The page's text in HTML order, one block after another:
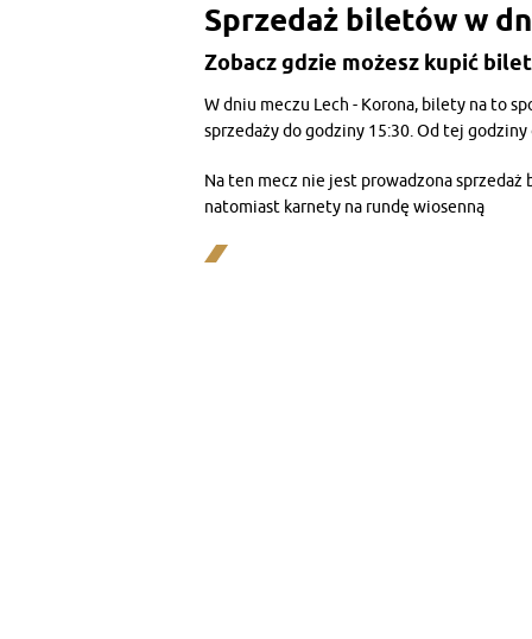
Sprzedaż biletów w
Zobacz gdzie możesz kupić
W dniu meczu Lech - Korona, bilety na to
sprzedaży do godziny 15:30. Od tej
Na ten mecz nie jest prowadzona
natomiast karnety na rundę wiosenną